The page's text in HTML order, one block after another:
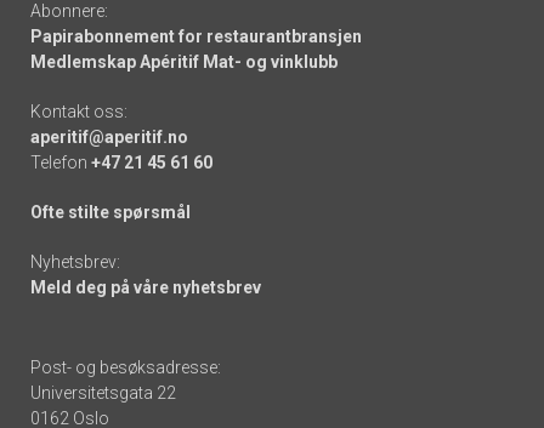
Abonnere:
Papirabonnement for restaurantbransjen
Medlemskap Apéritif Mat- og vinklubb
Kontakt oss:
aperitif@aperitif.no
Telefon +47 21 45 61 60
Ofte stilte spørsmål
Nyhetsbrev:
Meld deg på våre nyhetsbrev
Post- og besøksadresse:
Universitetsgata 22
0162 Oslo